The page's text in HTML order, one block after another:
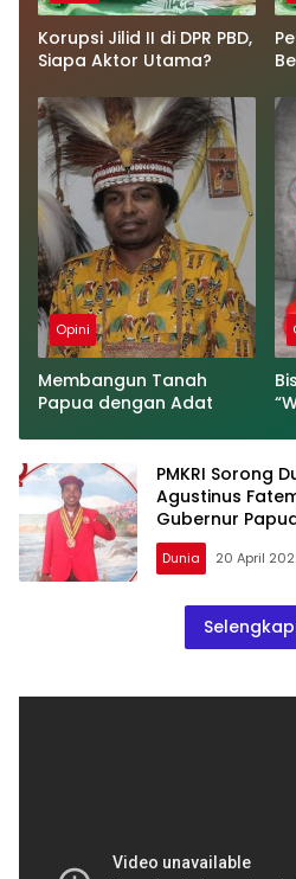
Korupsi Jilid II di DPR PBD,
Siapa Aktor Utama?
Opini
Membangun Tanah
Papua dengan Adat
PMKRI Sorong
Agustinus
Gubernur
Dunia 20 April